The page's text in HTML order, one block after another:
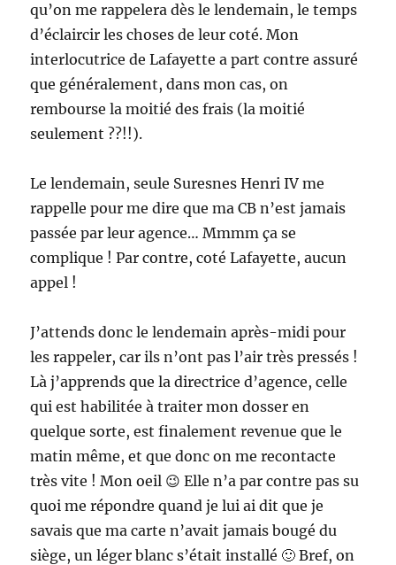
qu’on me rappelera dès le lendemain, le temps
d’éclaircir les choses de leur coté. Mon
interlocutrice de Lafayette a part contre assuré
que généralement, dans mon cas, on
rembourse la moitié des frais (la moitié
seulement ??!!).
Le lendemain, seule Suresnes Henri IV me
rappelle pour me dire que ma CB n’est jamais
passée par leur agence… Mmmm ça se
complique ! Par contre, coté Lafayette, aucun
appel !
J’attends donc le lendemain après-midi pour
les rappeler, car ils n’ont pas l’air très pressés !
Là j’apprends que la directrice d’agence, celle
qui est habilitée à traiter mon dosser en
quelque sorte, est finalement revenue que le
matin même, et que donc on me recontacte
très vite ! Mon oeil 😉 Elle n’a par contre pas su
quoi me répondre quand je lui ai dit que je
savais que ma carte n’avait jamais bougé du
siège, un léger blanc s’était installé 🙂 Bref, on